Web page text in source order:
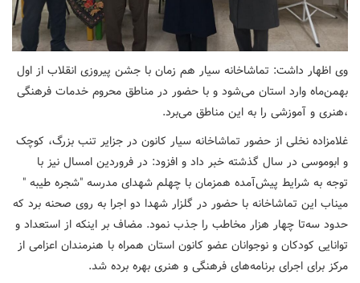
وی اظهار داشت: تماشاخانه سیار هم زمان با جشن پیروزی انقلاب از اول
بهمن‌ماه وارد استان می‌شود و با حضور در مناطق محروم خدمات فرهنگی
،هنری و آموزشی را به این مناطق می‌برد.
غلامزاده نخلی از حضور تماشاخانه سیار کانون در جزایر تنب بزرگ، کوچک
و ابوموسی در سال گذشته خبر داد و افزود: در فروردین امسال نیز با
توجه به شرایط پیش‌آمده همزمان با چهلم شهدای مدرسه "شجره طیبه "
میناب این تماشاخانه با حضور در گلزار شهدا دو اجرا به روی صحنه برد که
حدود سه‌تا چهار هزار مخاطب را جذب نمود. مضاف بر اینکه از استعداد و
توانایی کودکان و نوجوانان عضو کانون استان همراه با هنرمندان اعزامی از
مرکز برای اجرای برنامه‌های فرهنگی و هنری بهره برده شد.